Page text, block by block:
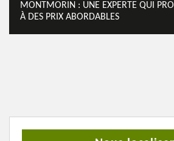
MONTMORIN : UNE EXPERTE QUI
À DES PRIX ABORDABLES